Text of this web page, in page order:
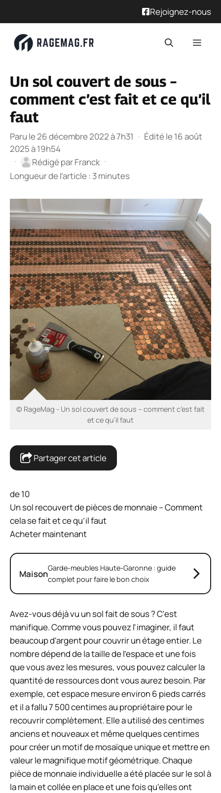
Rejoignez-nous
Un sol couvert de sous –
comment c’est fait et ce qu’il
faut
Paru le 26 décembre 2022 à 7h31 · Édité le 16 août
2025 à 19h54
·
Rédigé parFranck ·
Longueur de l’article : 3 minutes
© RageMag - Un sol couvert de sous – comment c’est fait
et ce qu’il faut
Partager cet article
de 10
Un sol recouvert de pièces de monnaie – Comment
cela se fait et ce qu’il faut
Acheter maintenant
MaisonGarde-meubles Haute-Garonne : guide
complet pour faire le bon choix
Avez-vous déjà vu un sol fait de sous ? C'est
manifique. Comme vous pouvez l'imaginer, il faut
beaucoup d'argent pour couvrir un étage entier. Le
nombre dépend de la taille de l'espace et une fois
que vous avez les mesures, vous pouvez calculer la
quantité de ressources dont vous aurez besoin. Par
exemple, cet espace mesure environ 6 pieds carrés
et il a fallu 7 500 centimes au propriétaire pour le
recouvrir complètement. Elle a utilisé des centimes
anciens et nouveaux et même quelques centimes
pour créer un motif de mosaïque unique et mettre en
valeur le magnifique motif géométrique. Chaque
pièce de monnaie individuelle a été placée sur le sol à
la main et collée en place et une fois qu'elles ont